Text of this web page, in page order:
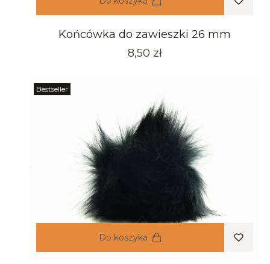
Końcówka do zawieszki 26 mm
Cena
8,50 zł
Bestseller
Do koszyka